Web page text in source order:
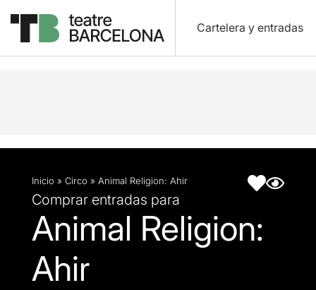
Cartelera y entradas
Descripción Ficha artística
Inicio » Circo » Animal Religion: Ahir
Comprar entradas para
Animal Religion:
Ahir